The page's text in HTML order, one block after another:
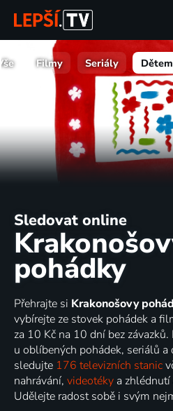
Filmy Seriály Dětem
Sledovat online
pohádky
Přehrajte si Krakonošovy
vybírejte ze stovek pohádek a
za 10 Kč na 10 dní bez
u oblíbených pohádek, seriálů
sledujte 176 televizních stanic
nahrávání, videotéky a
Udělejte radost sobě i svým